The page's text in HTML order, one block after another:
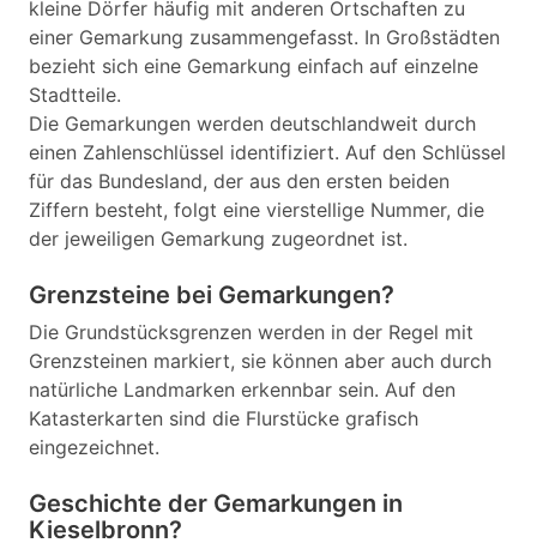
kleine Dörfer häufig mit anderen Ortschaften zu
einer Gemarkung zusammengefasst. In Großstädten
bezieht sich eine Gemarkung einfach auf einzelne
Stadtteile.
Die Gemarkungen werden deutschlandweit durch
einen Zahlenschlüssel identifiziert. Auf den Schlüssel
für das Bundesland, der aus den ersten beiden
Ziffern besteht, folgt eine vierstellige Nummer, die
der jeweiligen Gemarkung zugeordnet ist.
Grenzsteine bei Gemarkungen?
Die Grundstücksgrenzen werden in der Regel mit
Grenzsteinen markiert, sie können aber auch durch
natürliche Landmarken erkennbar sein. Auf den
Katasterkarten sind die Flurstücke grafisch
eingezeichnet.
Geschichte der Gemarkungen in
Kieselbronn?